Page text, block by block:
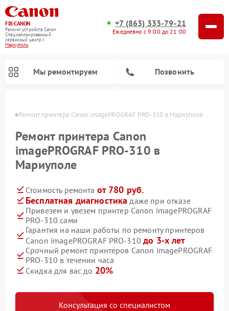
FIX-CANON
Ремонт устройств Canon
Специализированный
cервисный центр г.
Мариуполь
+7 (863) 333-79-21
Ежедневно с 9:00 до 21:00
Мы ремонтируем Позвонить
Ремонт принтера Canon imagePROGRAF PRO‑310 в Мариуполе
Ремонт принтера Canon
imagePROGRAF PRO‑310 в
Мариуполе
Стоимость ремонта от 780 руб.
Бесплатная диагностика даже при отказе
Привезем и увезем принтер Canon imagePROGRAF
PRO‑310 сами
Гарантия на наши работы по ремонту принтеров
Canon imagePROGRAF PRO‑310до 3-х лет
Срочный ремонт принтеров Canon imagePROGRAF
PRO‑310 в течении часа
Скидка для вас до 20%
Консультация со специалистом